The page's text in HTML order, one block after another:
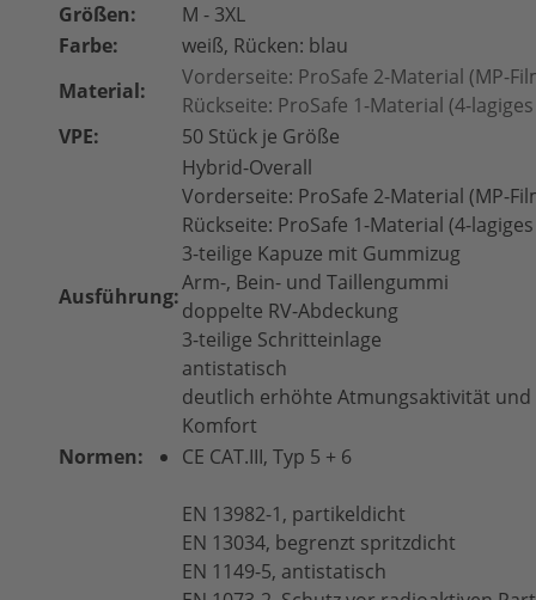
Größen:
M - 3XL
Farbe:
weiß, Rücken: blau
Material:
Vorderseite: ProSafe 2-Material (MP-
Rückseite: ProSafe 1-Material (4-lagiges
VPE:
50 Stück je Größe
Ausführung:
Hybrid-Overall
Vorderseite: ProSafe 2-Material (MP-
Rückseite: ProSafe 1-Material (4-lagiges
3-teilige Kapuze mit Gummizug
Arm-, Bein- und Taillengummi
doppelte RV-Abdeckung
3-teilige Schritteinlage
antistatisch
deutlich erhöhte Atmungsaktivität
Komfort
Normen:
CE CAT.III, Typ 5 + 6
EN 13982-1, partikeldicht
EN 13034, begrenzt spritzdicht
EN 1149-5, antistatisch